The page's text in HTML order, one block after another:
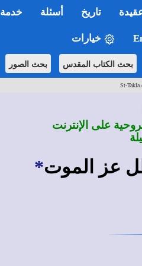
تاريخ أسئلة خدمة
خيارات
بحث الكتاب المقدس بحث الصور
St-
على الإنترنت
عز الموت*